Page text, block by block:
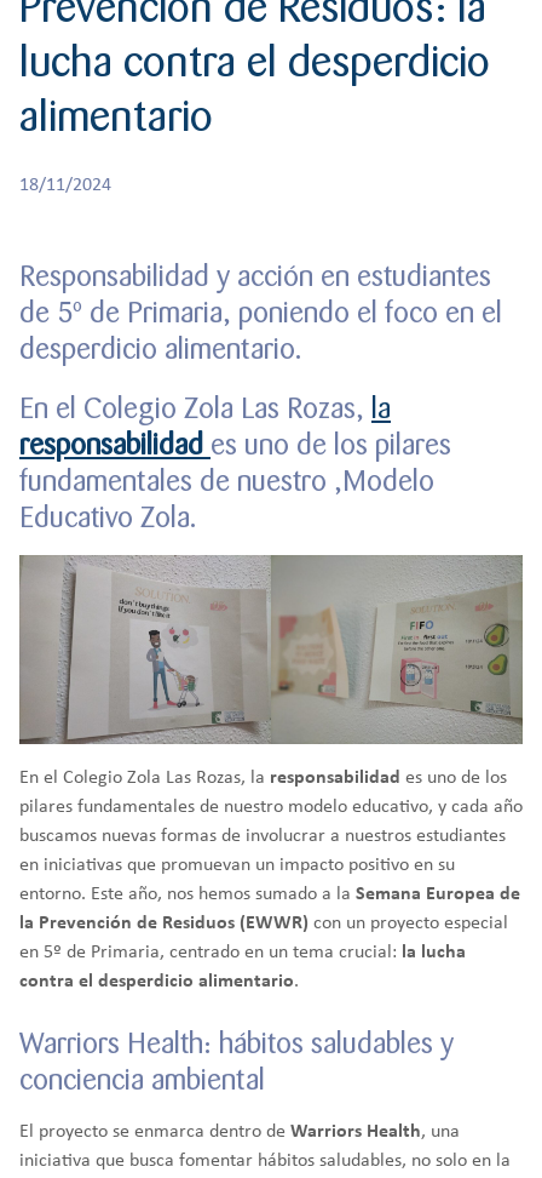
Orientación familiar
CREATIVIDAD
BACHILLERATO
lucha contra el desperdicio
alimentario
18/11/2024
Responsabilidad y acción en estudiantes
de 5º de Primaria, poniendo el foco en el
desperdicio alimentario.
En el Colegio Zola Las Rozas, la
responsabilidad es uno de los pilares
fundamentales de nuestro ,Modelo
Educativo Zola.
En el Colegio Zola Las Rozas, la responsabilidad es uno de los
pilares fundamentales de nuestro modelo educativo, y cada año
buscamos nuevas formas de involucrar a nuestros estudiantes
en iniciativas que promuevan un impacto positivo en su
entorno. Este año, nos hemos sumado a la Semana Europea de
la Prevención de Residuos (EWWR) con un proyecto especial
en 5º de Primaria, centrado en un tema crucial: la lucha
contra el desperdicio alimentario.
Warriors Health: hábitos saludables y
conciencia ambiental
El proyecto se enmarca dentro de Warriors Health, una
iniciativa que busca fomentar hábitos saludables, no solo en la